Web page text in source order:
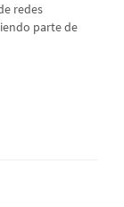
redes
parte de